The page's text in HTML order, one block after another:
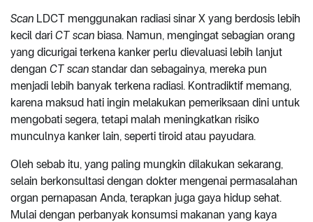
Scan LDCT menggunakan radiasi sinar X yang berdosis lebih
kecil dari CT scan biasa. Namun, mengingat sebagian orang
yang dicurigai terkena kanker perlu dievaluasi lebih lanjut
dengan CT scan standar dan sebagainya, mereka pun
menjadi lebih banyak terkena radiasi. Kontradiktif memang,
karena maksud hati ingin melakukan pemeriksaan dini untuk
mengobati segera, tetapi malah meningkatkan risiko
munculnya kanker lain, seperti tiroid atau payudara.
Oleh sebab itu, yang paling mungkin dilakukan sekarang,
selain berkonsultasi dengan dokter mengenai permasalahan
organ pernapasan Anda, terapkan juga gaya hidup sehat.
Mulai dengan perbanyak konsumsi makanan yang kaya